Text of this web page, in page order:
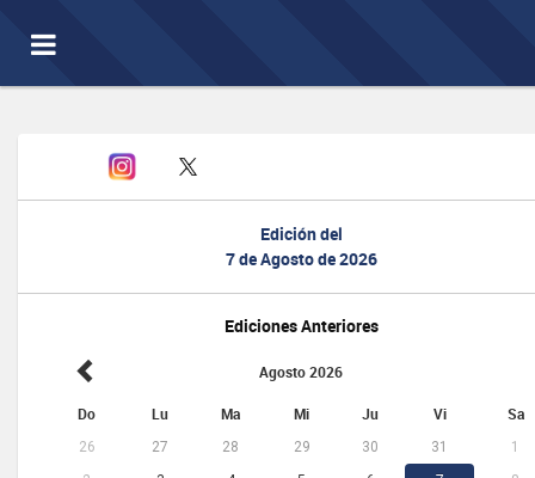
Toggle
navigation
Edición del
7 de Agosto de 2026
Ediciones Anteriores
Agosto 2026
Do Lu Ma Mi Ju Vi Sa
26 27 28 29 30 31
1